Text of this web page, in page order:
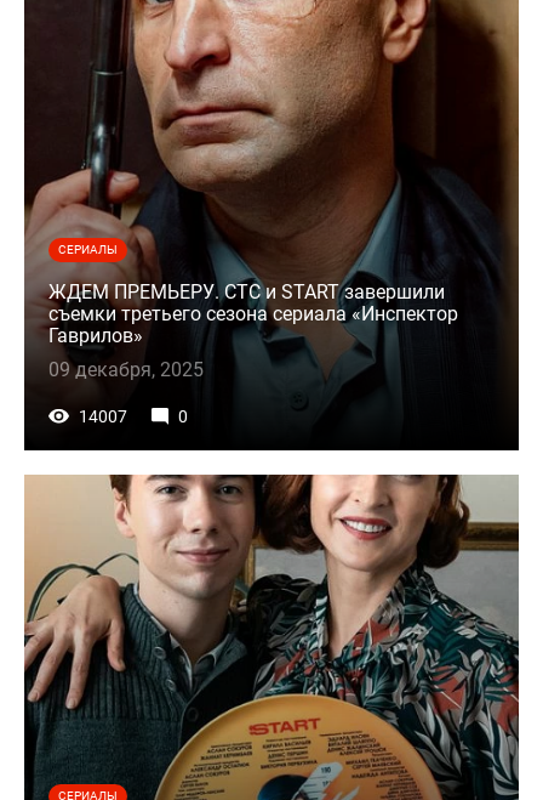
СЕРИАЛЫ
ЖДЕМ ПРЕМЬЕРУ. СТС и START завершили
съемки третьего сезона сериала «Инспектор
Гаврилов»
09 декабря, 2025
14007 0
СЕРИАЛЫ